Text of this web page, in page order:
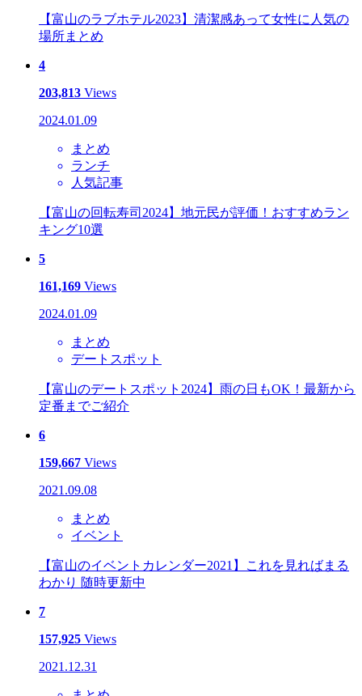
【富山のラブホテル2023】清潔感あって女性に人気の
場所まとめ
4
203,813 Views
2024.01.09
まとめ
ランチ
人気記事
【富山の回転寿司2024】地元民が評価！おすすめラン
キング10選
5
161,169 Views
2024.01.09
まとめ
デートスポット
【富山のデートスポット2024】雨の日もOK！最新から
定番までご紹介
6
159,667 Views
2021.09.08
まとめ
イベント
【富山のイベントカレンダー2021】これを見ればまる
わかり 随時更新中
7
157,925 Views
2021.12.31